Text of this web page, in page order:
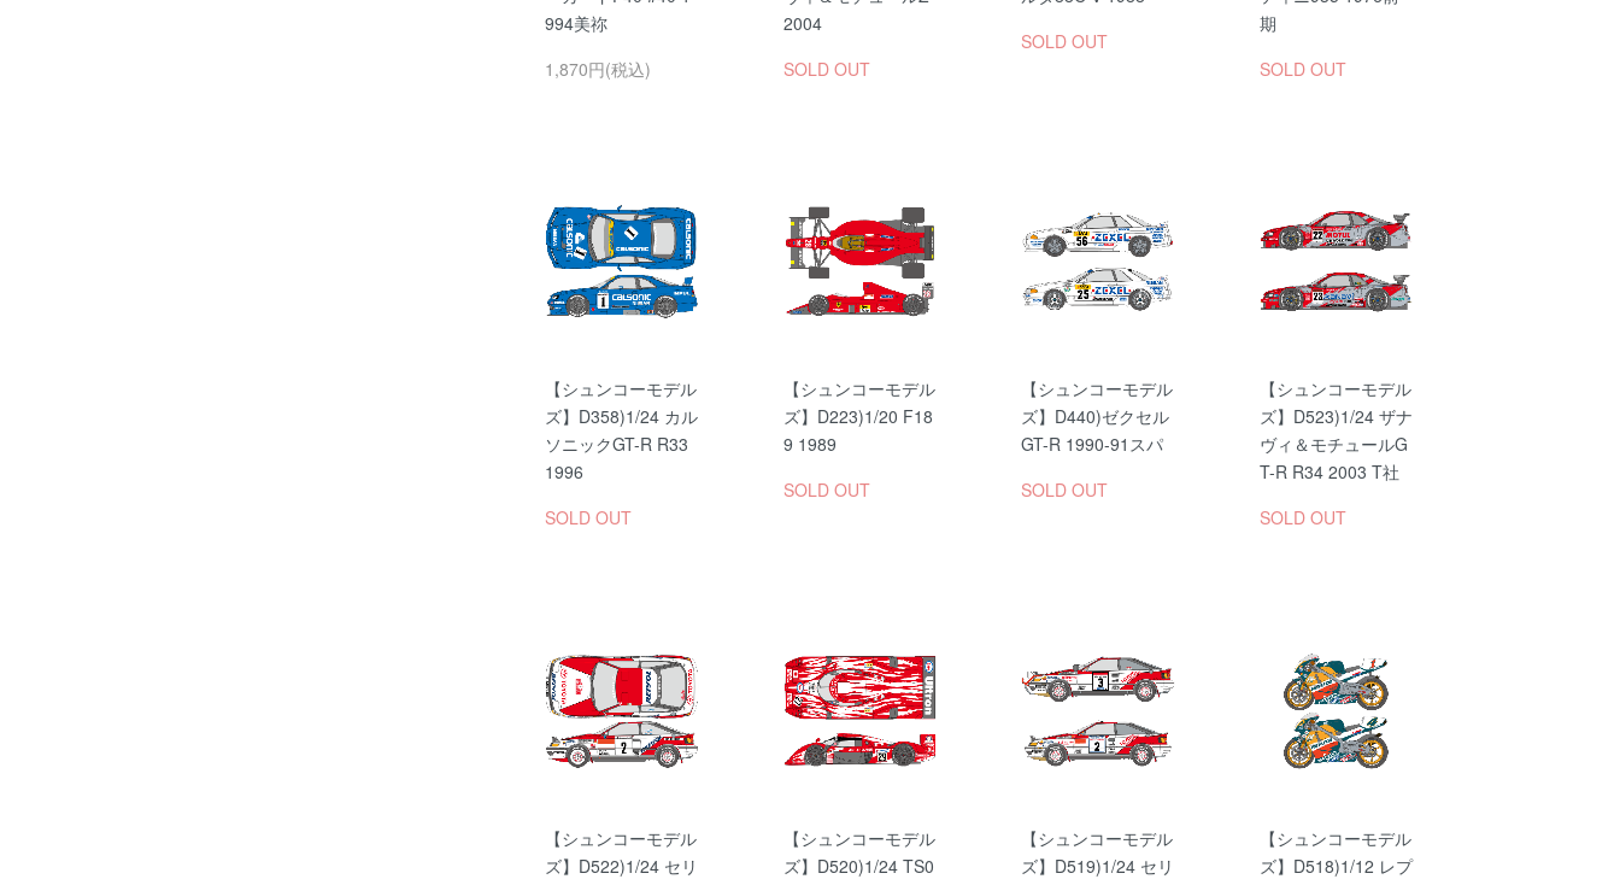
994美祢
1,870円(税込)
2004
SOLD OUT
SOLD OUT
期
SOLD OUT
【シュンコーモデル
ズ】D358)1/24 カル
ソニックGT-R R33
1996
SOLD OUT
【シュンコーモデル
ズ】D223)1/20 F18
9 1989
SOLD OUT
【シュンコーモデル
ズ】D440)ゼクセル
GT-R 1990-91スパ
SOLD OUT
【シュンコーモデル
ズ】D523)1/24 ザナ
ヴィ＆モチュールG
T-R R34 2003 T社
SOLD OUT
【シュンコーモデル
ズ】D522)1/24 セリ
【シュンコーモデル
ズ】D520)1/24 TS0
【シュンコーモデル
ズ】D519)1/24 セリ
【シュンコーモデル
ズ】D518)1/12 レプ